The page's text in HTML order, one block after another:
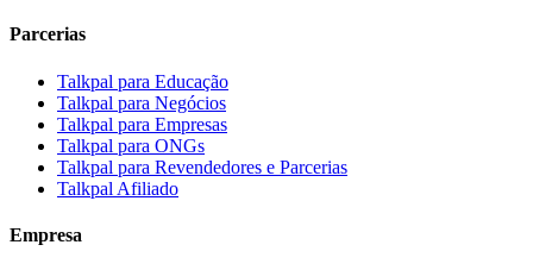
Parcerias
Talkpal para Educação
Talkpal para Negócios
Talkpal para Empresas
Talkpal para ONGs
Talkpal para Revendedores e Parcerias
Talkpal Afiliado
Empresa